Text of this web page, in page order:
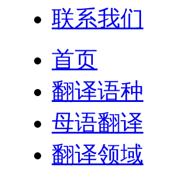
联系我们
首页
翻译语种
母语翻译
翻译领域